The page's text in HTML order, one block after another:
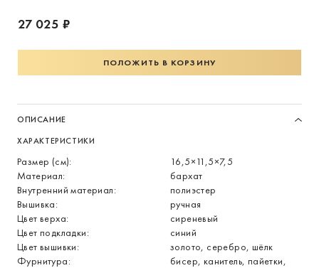
27 025 ₽
ПОЛОЖИТЬ В КОРЗИНУ
ОПИСАНИЕ
ХАРАКТЕРИСТИКИ
Размер (см):
16,5×11,5×7,5
Материал:
бархат
Внутренний материал:
полиэстер
Вышивка:
ручная
Цвет верха:
сиреневый
Цвет подкладки:
синий
Цвет вышивки:
золото, серебро, шёлк
Фурнитура:
бисер, канитель, пайетки,